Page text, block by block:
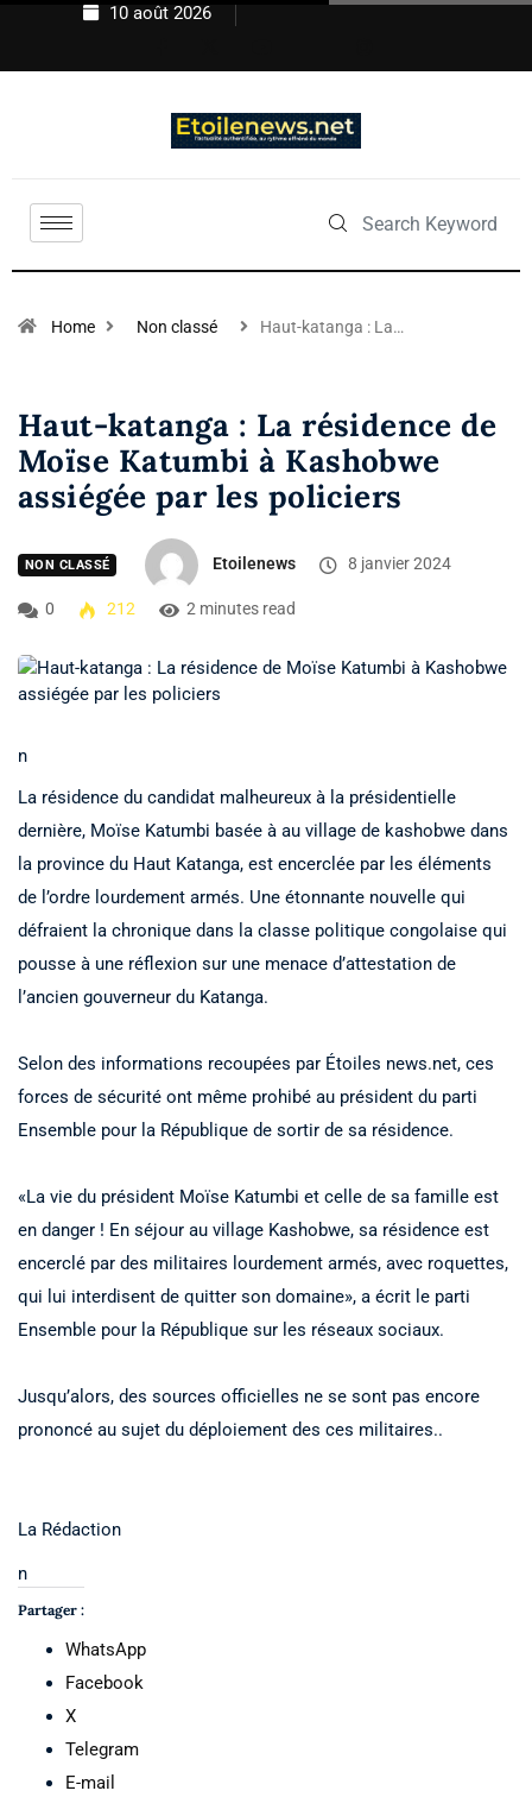
10 août 2026
Home Non classé Haut-katanga : La…
Haut-katanga : La résidence de
Moïse Katumbi à Kashobwe
assiégée par les policiers
NON CLASSÉ Etoilenews 8 janvier 2024
0 212 2 minutes read
n
La résidence du candidat malheureux à la présidentielle
dernière, Moïse Katumbi basée à au village de kashobwe dans
la province du Haut Katanga, est encerclée par les éléments
de l’ordre lourdement armés. Une étonnante nouvelle qui
défraient la chronique dans la classe politique congolaise qui
pousse à une réflexion sur une menace d’attestation de
l’ancien gouverneur du Katanga.
Selon des informations recoupées par Étoiles news.net, ces
forces de sécurité ont même prohibé au président du parti
Ensemble pour la République de sortir de sa résidence.
«La vie du président Moïse Katumbi et celle de sa famille est
en danger ! En séjour au village Kashobwe, sa résidence est
encerclé par des militaires lourdement armés, avec roquettes,
qui lui interdisent de quitter son domaine», a écrit le parti
Ensemble pour la République sur les réseaux sociaux.
Jusqu’alors, des sources officielles ne se sont pas encore
prononcé au sujet du déploiement des ces militaires..
La Rédaction
n
Partager :
WhatsApp
Facebook
X
Telegram
E-mail